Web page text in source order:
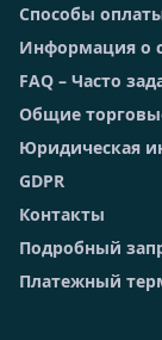
Способы
Информация о
FAQ – Часто
Общие
Юридическая
GDPR
Контакты
Подробный
Платежный